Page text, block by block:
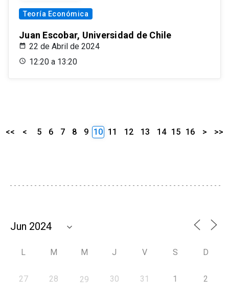
Teoría Económica
Juan Escobar, Universidad de Chile
22 de Abril de 2024
12:20 a 13:20
<< < 5 6 7 8 9 10 11 12 13 14 15 16 > >>
L M M J V S D
27 28 29 30 31 1 2